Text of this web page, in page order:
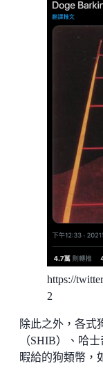
https://
2
除此之外，各式
（SHIB）、哈
暇給的狗類幣，